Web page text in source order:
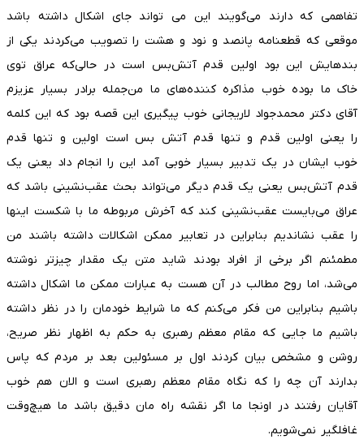
تفاهمی که دارند می‌گویند این می تواند جای اشکال داشته باشد
موقعی که قطعنامه پانصد و نود و هشت را تصویب می‌کردند یکی از
بندهایش این بود اولین قدم آتش‌بس است در حالی‌که عراق توی
خاک ما بوده خوب مذاکره کننده‌های ما من‌جمله برادر بسیار عزیزم
آقای دکتر محمدجواد لاریجانی خوب پیگیری این قصه بود که این کلمه
را یعنی اولین قدم و تنها قدم آتش بس است اولین و تنها قدم
خوب ایشان در یک تدبیر بسیار خوبی آمد این را انجام داد یعنی یک
قدم آتش‌بس یعنی یک قدم دیگر می‌تواند بحث عقب‌نشینی باشد که
عراق می‌بایست عقب‌نشینی کند که آخرش مربوطه ما با شکست اینها
را عقب نشاندیم بنابراین در تعابیر ممکن اشکالات داشته باشند من
مطمئنم اگر برخی از افراد بودند شاید متن یک مقدار چیزتر نوشته
می‌شد، اما روح مطالب در آن هست به عبارات ممکن ما اشکال داشته
باشیم بنابراین من فکر می‌کنم که ما شرایط خودمان را در نظر داشته
باشیم ما جایی که مقام معظم رهبری به حکم به اظهار نظر صریح،
روشن و مشخص بیان کردند اول بر مسئولین بعد بر مردم که پاس
بدارند آن چه را که نگاه مقام معظم رهبری است و الان هم خوب
آقایان رفتند در اونجا ما اگر نقشه راه مان دقیق باشد ما هیچ‌وقت
غافلگیر نمی‌شویم.